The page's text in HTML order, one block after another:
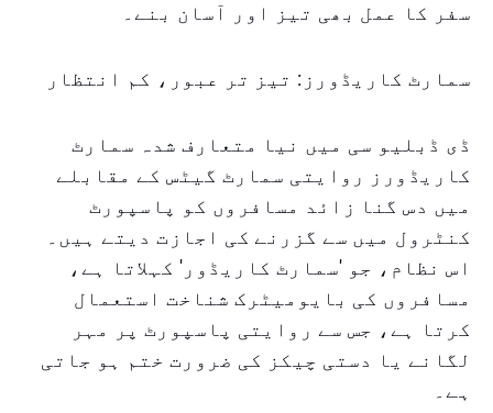
سفر کا عمل بھی تیز اور آسان بنے۔
سمارٹ کاریڈورز: تیز تر عبور، کم انتظار
ڈی ڈبلیو سی میں نیا متعارف شدہ سمارٹ
کاریڈورز روایتی سمارٹ گیٹس کے مقابلے
میں دس گنا زائد مسافروں کو پاسپورٹ
کنٹرول میں سے گزرنے کی اجازت دیتے ہیں۔
اس نظام، جو 'سمارٹ کاریڈور' کہلاتا ہے،
مسافروں کی بایومیٹرک شناخت استعمال
کرتا ہے، جس سے روایتی پاسپورٹ پر مہر
لگانے یا دستی چیکز کی ضرورت ختم ہو جاتی
ہے۔